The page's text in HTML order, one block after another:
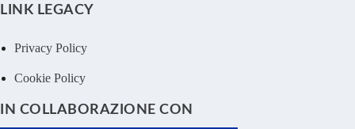
LINK LEGACY
Privacy Policy
Cookie Policy
IN COLLABORAZIONE CON